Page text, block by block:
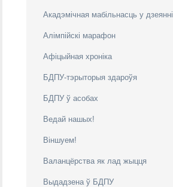
Акадэмічная мабільнасць у дзеянні
Алімпійскі марафон
Афіцыйная хроніка
БДПУ-тэрыторыя здароўя
БДПУ ў асобах
Ведай нашых!
Віншуем!
Валанцёрства як лад жыцця
Выдадзена ў БДПУ